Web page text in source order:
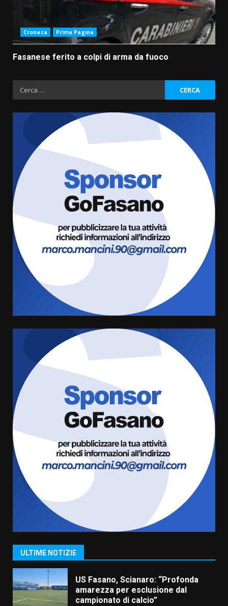
Cronaca Prima Pagina
Fasanese ferito a colpi di arma da fuoco
Ricerca
per:
ULTIME NOTIZIE
Fasanese ferito a colpi di arma
da fuoco
6 Agosto 2026 18:13
Carta d’identità: continua il piano
di aperture straordinarie del
Comune di Fasano
cittadina di Fratelli d’Italia,
pronta a tornare in Consiglio
comunale
6 Agosto 2026 08:00
Cura dei beni comuni e
cittadinanza attiva: online
l’avviso per la gestione
condivisa della Villetta di
Laureto
La magia del Minareto e la prima
assoluta de “L’Albergo
Belvedere. Il rapimento”
6 Agosto 2026 06:15
1
“I Contestatori: Musica di
Rivoluzione”: nuovo
appuntamento con “Fasano in
US Fasano, Scianaro: “Profonda
amarezza per esclusione dal
campionato di calcio”